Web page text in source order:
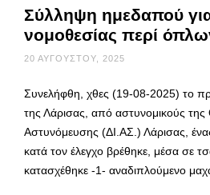
Σύλληψη ημεδαπού
νομοθεσίας περί
20 ΑΥΓΟΎΣΤΟΥ, 2025
Συνελήφθη, χθες (19-08-2025) το
της Λάρισας, από αστυνομικούς της
Αστυνόμευσης (ΔΙ.ΑΣ.) Λάρισας,
κατά τον έλεγχο βρέθηκε, μέσα σε
κατασχέθηκε -1- αναδιπλούμενο